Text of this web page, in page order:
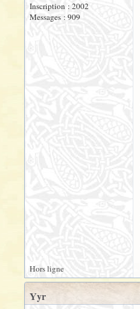
Inscription : 2002
Messages : 909
Hors ligne
Yyr